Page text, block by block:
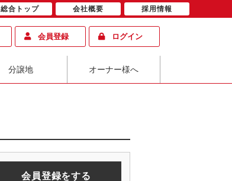
会員登録 ログイン
分譲地 オーナー様へ
会員登録をする
総合トップ 会社概要 採用情報